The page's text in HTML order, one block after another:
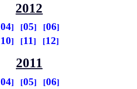
2012
04 05
06
10 11 12
2011
04 05
06